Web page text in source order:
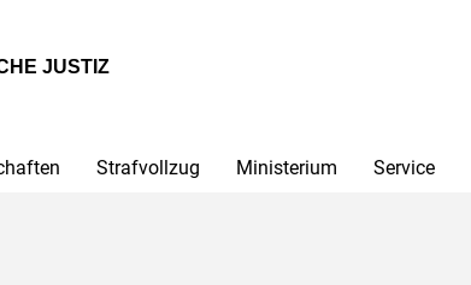
JUSTIZ
Strafvollzug Ministerium Service